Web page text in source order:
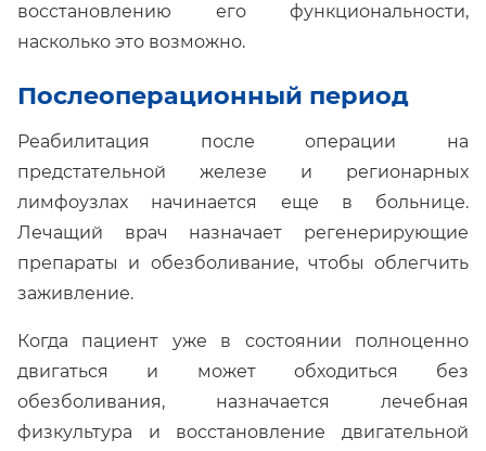
восстановлению его функциональности,
насколько это возможно.
Послеоперационный период
Реабилитация после операции на
предстательной железе и регионарных
лимфоузлах начинается еще в больнице.
Лечащий врач назначает регенерирующие
препараты и обезболивание, чтобы облегчить
заживление.
Когда пациент уже в состоянии полноценно
двигаться и может обходиться без
обезболивания, назначается лечебная
физкультура и восстановление двигательной